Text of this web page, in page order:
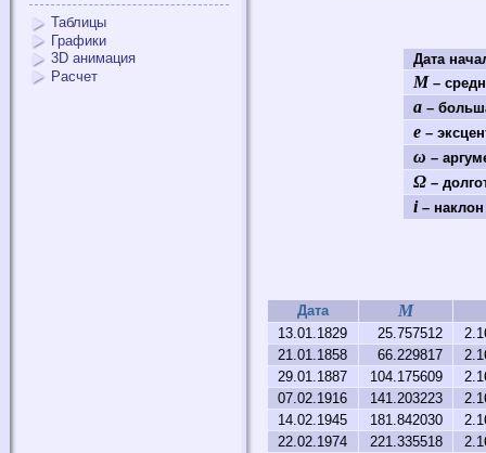
Таблицы
Графики
3D анимация
Расчет
Дата
M –
a–
e–
ω –
Ω–
i– наклон
Дата M
13.01.1829 25.757512
21.01.1858
66.229817
29.01.1887
104.175609
07.02.1916
141.203223
14.02.1945
181.842030
22.02.1974
221.335518